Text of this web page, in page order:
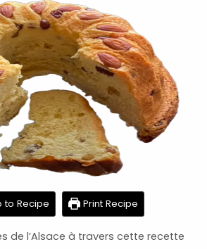
to Recipe Print Recipe
de l’Alsace à travers cette recette
minutes